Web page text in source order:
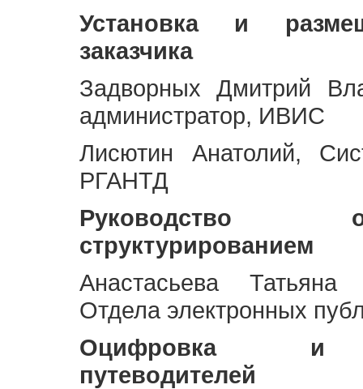
Установка и
заказчика
Задворных Дмитрий
администратор, ИВИС
Лисютин Анатолий,
РГАНТД
Руководство
структурированием
Анастасьева Татьяна
Отдела электронных
Оцифровка и
путеводителей